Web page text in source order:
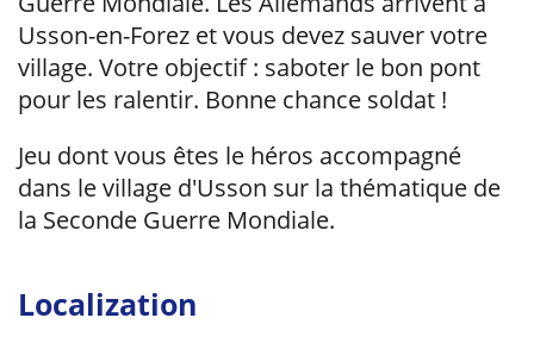
Usson-en-Forez et vous devez sauver votre
village. Votre objectif : saboter le bon pont
pour les ralentir. Bonne chance soldat !
Jeu dont vous êtes le héros accompagné
dans le village d'Usson sur la thématique de
la Seconde Guerre Mondiale.
Localization